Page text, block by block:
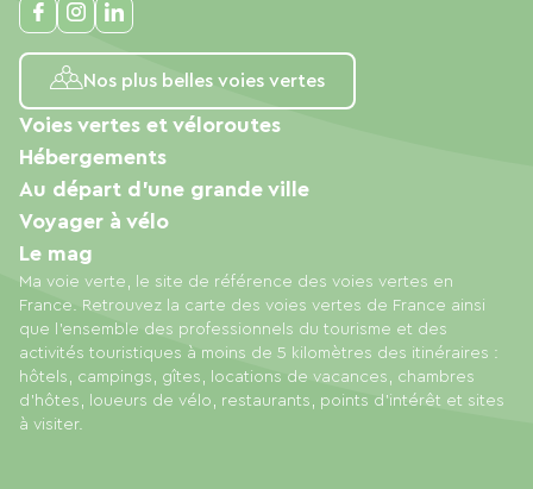
Nos plus belles voies vertes
Ma voie verte, le site de référence des voies vertes en
France. Retrouvez la carte des voies vertes de France ainsi
que l'ensemble des professionnels du tourisme et des
activités touristiques à moins de 5 kilomètres des itinéraires :
hôtels, campings, gîtes, locations de vacances, chambres
d'hôtes, loueurs de vélo, restaurants, points d'intérêt et sites
à visiter.
Voies vertes et véloroutes
Hébergements
Au départ d'une grande ville
Voyager à vélo
Le mag